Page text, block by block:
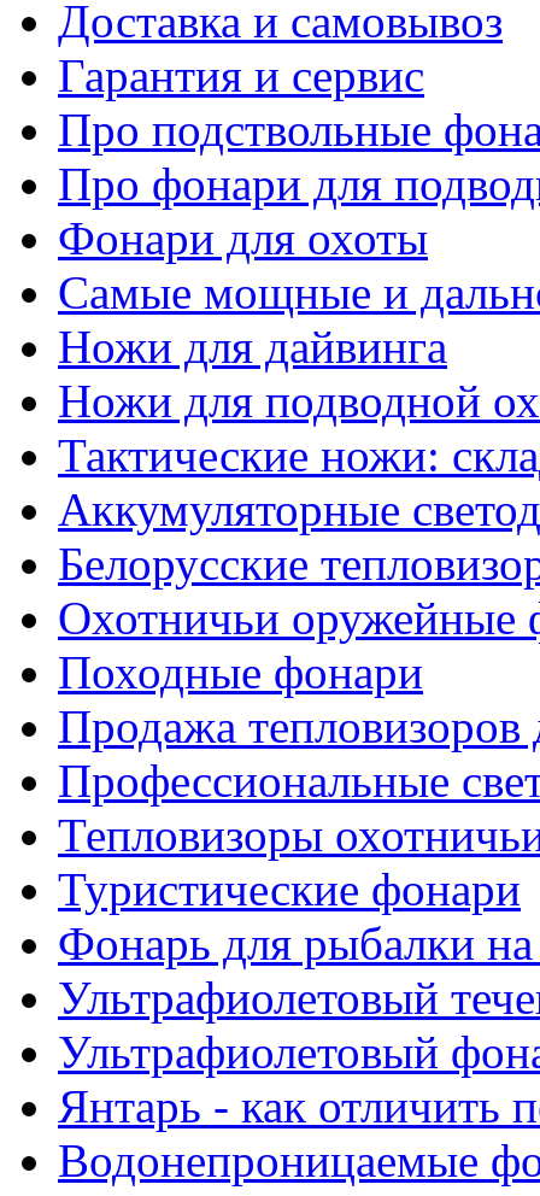
Доставка и самовывоз
Гарантия и сервис
Про подствольные
Про фонари для
Фонари для охоты
Самые мощные и
Ножи для дайвинга
Ножи для подводной
Тактические ножи:
Аккумуляторные
Белорусские
Охотничьи оружейные
Походные фонари
Продажа тепловизоров
Профессиональные
Тепловизоры
Туристические фонари
Фонарь для рыбалки на
Ультрафиолетовый
Ультрафиолетовый
Янтарь - как отличить
Водонепроницаемые